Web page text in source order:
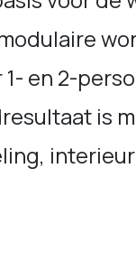
1- en 2-
is